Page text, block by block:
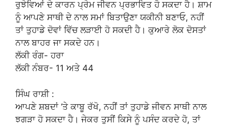
ਰੁਝੇਵਿਆਂ ਦੇ ਕਾਰਨ ਪ੍ਰੇਮ ਜੀਵਨ ਪ੍ਰਭਾਵਿਤ ਹੋ ਸਕਦਾ ਹੈ। ਸ਼ਾਮ
ਨੂੰ ਆਪਣੇ ਸਾਥੀ ਦੇ ਨਾਲ ਸਮਾਂ ਬਿਤਾਉਣਾ ਯਕੀਨੀ ਬਣਾਓ, ਨਹੀਂ
ਤਾਂ ਤੁਹਾਡੇ ਦੋਵਾਂ ਵਿੱਚ ਲੜਾਈ ਹੋ ਸਕਦੀ ਹੈ। ਕੁਆਰੇ ਲੋਕ ਦੋਸਤਾਂ
ਨਾਲ ਬਾਹਰ ਜਾ ਸਕਦੇ ਹਨ।
ਲੱਕੀ ਰੰਗ- ਹਰਾ
ਲੱਕੀ ਨੰਬਰ- 11 ਅਤੇ 44
ਸਿੰਘ ਰਾਸ਼ੀ :
ਆਪਣੇ ਸ਼ਬਦਾਂ ‘ਤੇ ਕਾਬੂ ਰੱਖੋ, ਨਹੀਂ ਤਾਂ ਤੁਹਾਡੇ ਜੀਵਨ ਸਾਥੀ ਨਾਲ
ਝਗੜਾ ਹੋ ਸਕਦਾ ਹੈ। ਜੇਕਰ ਤੁਸੀਂ ਕਿਸੇ ਨੂੰ ਪਸੰਦ ਕਰਦੇ ਹੋ, ਤਾਂ